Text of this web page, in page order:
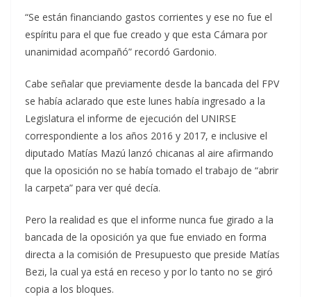
“Se están financiando gastos corrientes y ese no fue el
espíritu para el que fue creado y que esta Cámara por
unanimidad acompañó” recordó Gardonio.
Cabe señalar que previamente desde la bancada del FPV
se había aclarado que este lunes había ingresado a la
Legislatura el informe de ejecución del UNIRSE
correspondiente a los años 2016 y 2017, e inclusive el
diputado Matías Mazú lanzó chicanas al aire afirmando
que la oposición no se había tomado el trabajo de “abrir
la carpeta” para ver qué decía.
Pero la realidad es que el informe nunca fue girado a la
bancada de la oposición ya que fue enviado en forma
directa a la comisión de Presupuesto que preside Matías
Bezi, la cual ya está en receso y por lo tanto no se giró
copia a los bloques.